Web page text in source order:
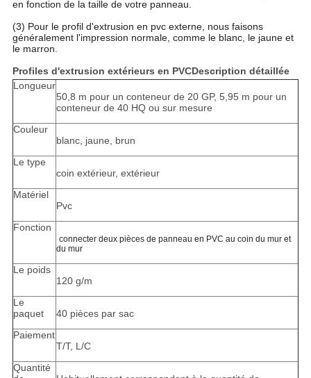
en fonction de la taille de votre panneau.
(3) Pour le profil d'extrusion en pvc externe, nous faisons
généralement l'impression normale, comme le blanc, le jaune et
le marron.
Profiles d'extrusion extérieurs en PVCDescription détaillée
Longueur
50,8 m pour un conteneur de 20 GP, 5,95 m pour un
conteneur de 40 HQ ou sur mesure
Couleur
blanc, jaune, brun
Le type
coin extérieur, extérieur
Matériel
Pvc
Fonction
connecter deux pièces de panneau en PVC au coin du mur et
du mur
Le poids
120 g/m
Le
paquet
40 pièces par sac
Paiement
T/T, L/C
Quantité